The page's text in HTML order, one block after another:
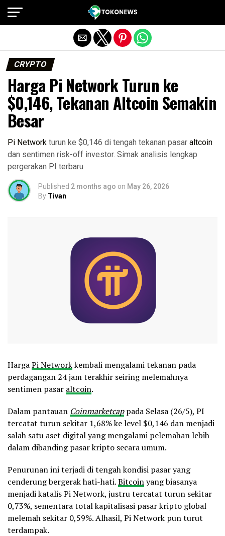
CRYPTO
Harga Pi Network Turun ke
$0,146, Tekanan Altcoin Semakin
Besar
Pi Network turun ke $0,146 di tengah tekanan pasar altcoin
dan sentimen risk-off investor. Simak analisis lengkap
pergerakan PI terbaru
Published 2 months ago on May 26, 2026
By Tivan
HargaPi Networkkembali mengalami tekanan pada
perdagangan 24 jam terakhir seiring melemahnya
sentimen pasar altcoin.
Dalam pantauan Coinmarketcappada Selasa (26/5), PI
tercatat turun sekitar 1,68% ke level $0,146 dan menjadi
salah satu aset digital yang mengalami pelemahan lebih
dalam dibanding pasar kripto secara umum.
Penurunan ini terjadi di tengah kondisi pasar yang
cenderung bergerak hati-hati.Bitcoinyang biasanya
menjadi katalis Pi Network, justru tercatat turun sekitar
0,73%, sementara total kapitalisasi pasar kripto global
melemah sekitar 0,59%. Alhasil, Pi Network pun turut
terdampak.
Exit mobile version